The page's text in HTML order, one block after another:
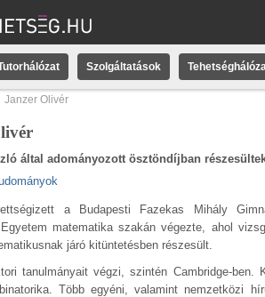
Szolgáltatások
Janzer Olivér
által adományozott ösztöndíjban
a Budapesti Fazekas Mihály
matematika szakán végezte, ahol
járó kitüntetésben részesült.
tanulmányait végzi, szintén Cambridge-ben.
Több egyéni, valamint nemzetközi